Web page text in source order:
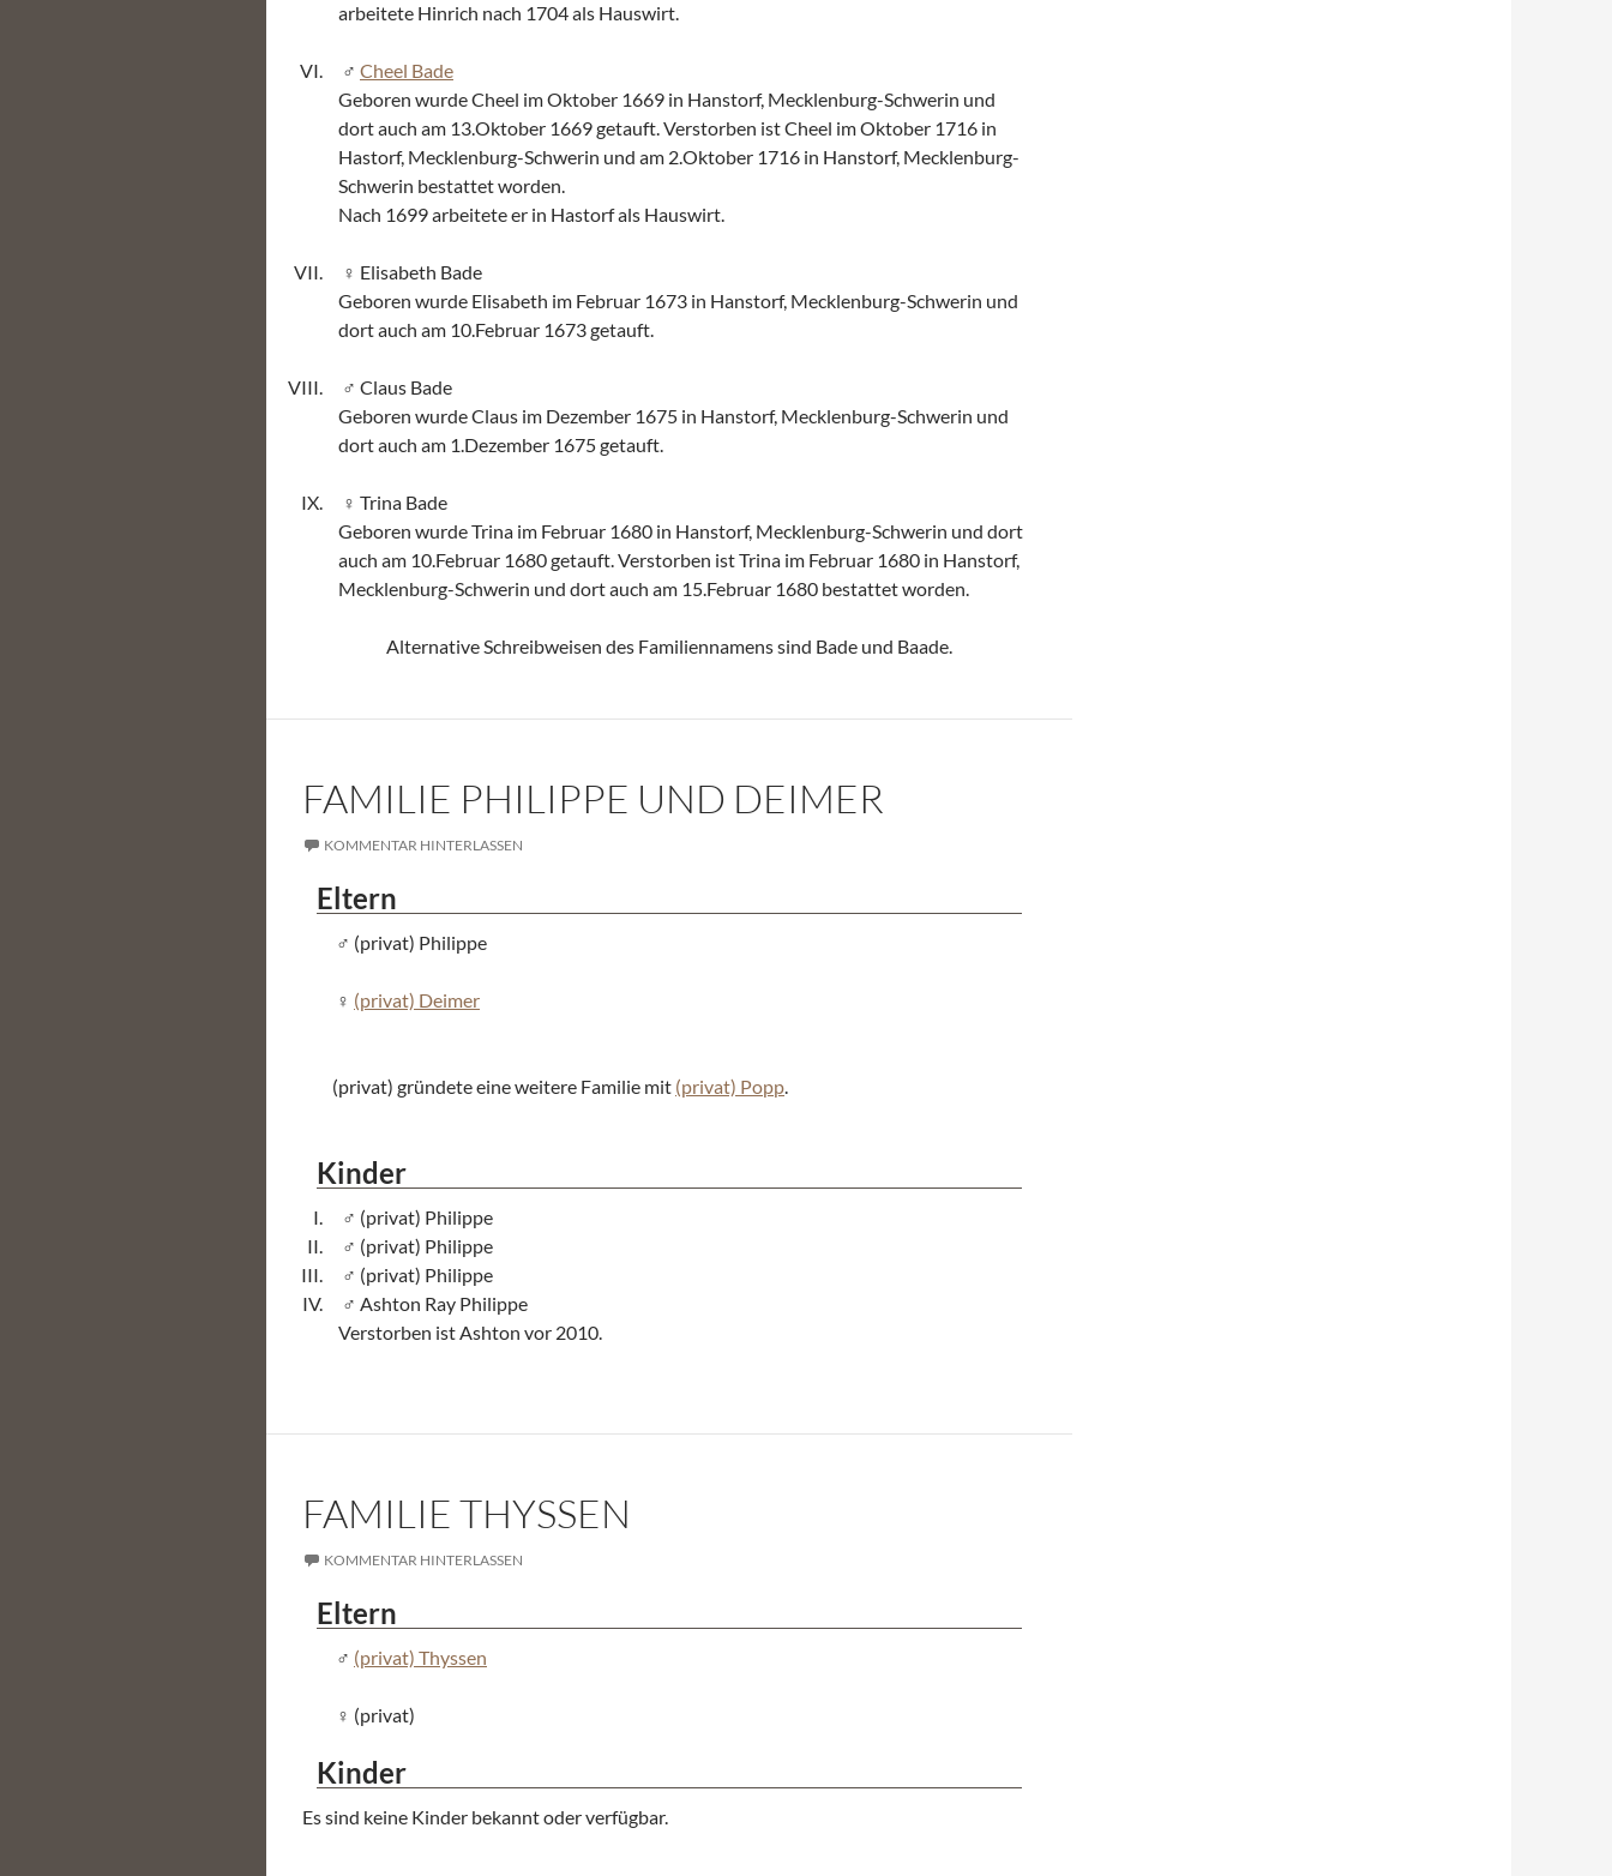
arbeitete Hinrich nach 1704 als Hauswirt.
Cheel Bade
Geboren wurde Cheel im Oktober 1669 in Hanstorf, Mecklenburg-Schwerin und
dort auch am 13.Oktober 1669 getauft. Verstorben ist Cheel im Oktober 1716 in
Hastorf, Mecklenburg-Schwerin und am 2.Oktober 1716 in Hanstorf, Mecklenburg-
Schwerin bestattet worden.
Nach 1699 arbeitete er in Hastorf als Hauswirt.
Elisabeth Bade
Geboren wurde Elisabeth im Februar 1673 in Hanstorf, Mecklenburg-Schwerin und
dort auch am 10.Februar 1673 getauft.
Claus Bade
Geboren wurde Claus im Dezember 1675 in Hanstorf, Mecklenburg-Schwerin und
dort auch am 1.Dezember 1675 getauft.
Trina Bade
Geboren wurde Trina im Februar 1680 in Hanstorf, Mecklenburg-Schwerin und dort
auch am 10.Februar 1680 getauft. Verstorben ist Trina im Februar 1680 in Hanstorf,
Mecklenburg-Schwerin und dort auch am 15.Februar 1680 bestattet worden.
Alternative Schreibweisen des Familiennamens sind Bade und Baade.
FAMILIE PHILIPPE UND DEIMER
KOMMENTAR HINTERLASSEN
Eltern
(privat) Philippe
(privat) Deimer
(privat) gründete eine weitere Familie mit (privat) Popp.
Kinder
(privat) Philippe
(privat) Philippe
(privat) Philippe
Ashton Ray Philippe
Verstorben ist Ashton vor 2010.
FAMILIE THYSSEN
KOMMENTAR HINTERLASSEN
Eltern
(privat) Thyssen
(privat)
Kinder
Es sind keine Kinder bekannt oder verfügbar.